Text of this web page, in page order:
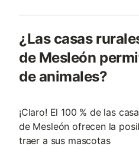
¿Las casas
de Mesleón
de animales?
¡Claro! El 100 % de las
de Mesleón ofrecen la
traer a sus mascotas